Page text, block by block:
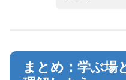
まとめ：学ぶ場